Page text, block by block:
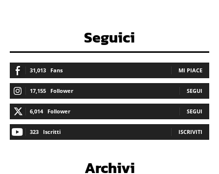
Seguici
31,013 Fans MI PIACE
17,155 Follower SEGUI
6,014 Follower SEGUI
323 Iscritti ISCRIVITI
Archivi